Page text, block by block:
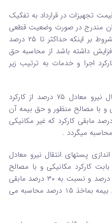
تجهیزات در قرارداد به تفکیک
مندرج در صورت وضعیت قطعی
کارکرد یا گواهی واگذارنده کار ( مشروط بر اینکه حداکثر تا ۲۵ درصد
داشته باشد از محاسبه حق
اجرا و خدمات به ترتیب زیر
۱-در مورد قراردادهای خطوط انتقال نیرو معادل ۷۵ درصد از کارکرد
و با مصالح منظور و حق بیمه آن
ماخذ ۷ درصد و نسبت به ۲۵ درصد مابقی کارکرد که غیر مکانیکی
پستهای انتقال نیرو معادل
بابت کارکرد مکانیکی و با مصالح
منظور و حق بیمه آن به ماخذ ۷۰ درصد و نسبت به ۳۰ درصد مابقی
کارکرد که غیر مکانیکی میباشد حق بیمه بماخذ ۱۵ درصد محاسبه می